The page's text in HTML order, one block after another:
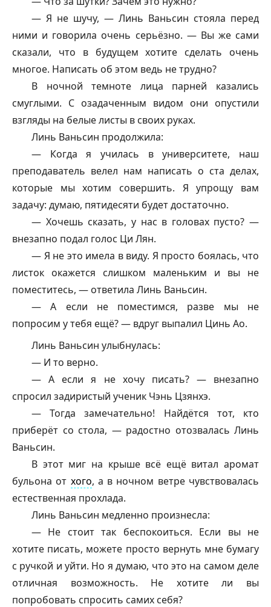
— Я не шучу, — Линь Ваньсин стояла перед
ними и говорила очень серьёзно. — Вы же сами
сказали, что в будущем хотите сделать очень
многое. Написать об этом ведь не трудно?
В ночной темноте лица парней казались
смуглыми. С озадаченным видом они опустили
взгляды на белые листы в своих руках.
Линь Ваньсин продолжила:
— Когда я училась в университете, наш
преподаватель велел нам написать о ста делах,
которые мы хотим совершить. Я упрощу вам
задачу: думаю, пятидесяти будет достаточно.
— Хочешь сказать, у нас в головах пусто? —
внезапно подал голос Ци Лян.
— Я не это имела в виду. Я просто боялась, что
листок окажется слишком маленьким и вы не
поместитесь, — ответила Линь Ваньсин.
— А если не поместимся, разве мы не
попросим у тебя ещё? — вдруг выпалил Цинь Ао.
Линь Ваньсин улыбнулась:
— И то верно.
— А если я не хочу писать? — внезапно
спросил задиристый ученик Чэнь Цзянхэ.
— Тогда замечательно! Найдётся тот, кто
приберёт со стола, — радостно отозвалась Линь
Ваньсин.
В этот миг на крыше всё ещё витал аромат
бульона от хого, а в ночном ветре чувствовалась
естественная прохлада.
Линь Ваньсин медленно произнесла:
— Не стоит так беспокоиться. Если вы не
хотите писать, можете просто вернуть мне бумагу
с ручкой и уйти. Но я думаю, что это на самом деле
отличная возможность. Не хотите ли вы
попробовать спросить самих себя?